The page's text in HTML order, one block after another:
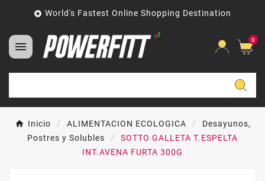
 World's Fastest Online Shopping Destination
 0
Inicio ALIMENTACION ECOLOGICA
Desayunos,
Postres y Solubles
SOTTO GALLETA T.ESPELTA
INT.AVENA FURTA 300G